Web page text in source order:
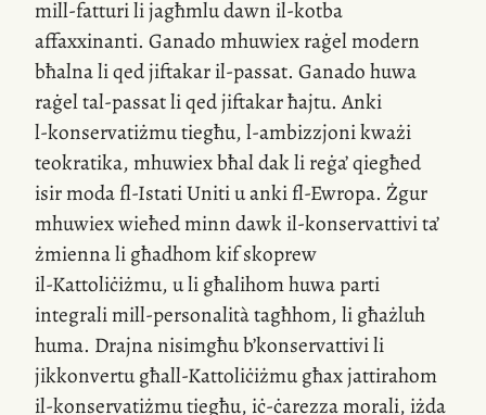
mill-fatturili jagħmlu dawn il-kotba
affaxxinanti. Ganado mhuwiex raġel modern
bħalna li qed jiftakaril-passat. Ganado huwa
raġeltal-passatli qed jiftakar ħajtu. Anki
l-konservatiżmutiegħu,l-ambizzjonikważi
teokratika, mhuwiex bħal dak li reġa’ qiegħed
isir modafl-IstatiUniti u ankifl-Ewropa. Żgur
mhuwiex wieħed minn dawkil-konservattivita’
żmienna li għadhom kif skoprew
il-Kattoliċiżmu, u li għalihom huwa parti
integralimill-personalitàtagħhom, li għażluh
huma. Drajna nisimgħu b’konservattivi li
jikkonvertu għall-Kattoliċiżmu għax jattirahom
il-konservatiżmutiegħu, iċ-ċarezza morali, iżda